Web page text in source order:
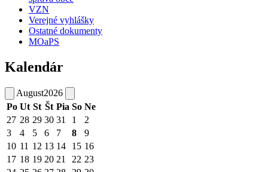
VZN
Verejné vyhlášky
Ostatné dokumenty
MOaPS
Kalendár
August2026
Po Ut St Št Pia So Ne
27 28 29 30 31 1
2
3
4 5 6 7 8
9
10 11 12 13 14 15 16
17 18 19 20 21 22 23